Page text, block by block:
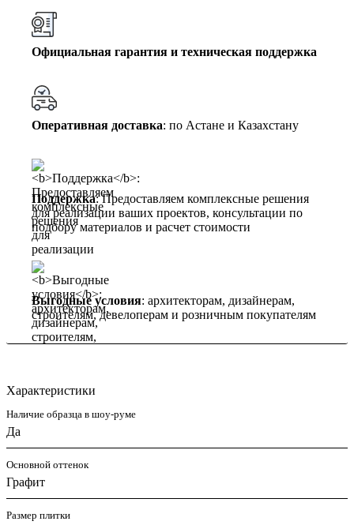
Официальная гарантия и техническая поддержка
Оперативная доставка: по Астане и Казахстану
Поддержка: Предоставляем комплексные решения
для реализации ваших проектов, консультации по
подбору материалов и расчет стоимости
Выгодные условия: архитекторам, дизайнерам,
строителям, девелоперам и розничным покупателям
Характеристики
Наличие образца в шоу-руме
Да
Основной оттенок
Графит
Размер плитки